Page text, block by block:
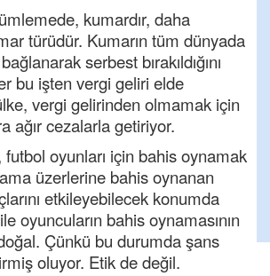
kumardır, daha
türüdür. Kumarın tüm dünyada
serbest bırakıldığını
bu işten vergi geliri elde
vergi gelirinden olmamak için
ağır cezalarla getiriyor.
futbol oyunları için bahis oynamak
üzerlerine bahis oynanan
etkileyebilecek konumda
oyuncuların bahis oynamasının
Çünkü bu durumda şans
oluyor. Etik de değil.